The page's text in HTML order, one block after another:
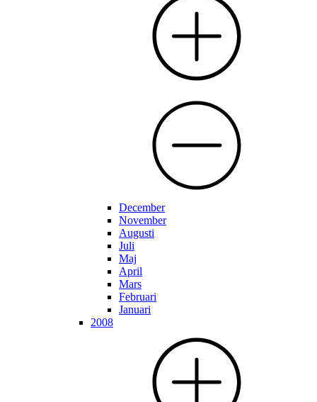
December
November
Augusti
Juli
Maj
April
Mars
Februari
Januari
2008